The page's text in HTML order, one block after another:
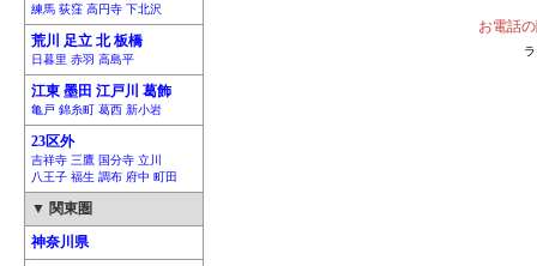
練馬 荻窪 高円寺 下北沢
荒川 足立 北 板橋
日暮里 赤羽 高島平
江東 墨田 江戸川 葛飾
亀戸 錦糸町 葛西 新小岩
23区外
吉祥寺 三鷹 国分寺 立川
八王子 福生 調布 府中 町田
▼ 関東圏
神奈川県
お電話